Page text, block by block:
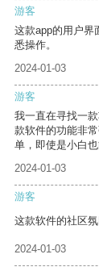
游客
这款app的用户界
悉操作。
2024-01-03
游客
我一直在寻找一
款软件的功能非
单，即使是小白也
2024-01-03
游客
这款软件的社区
2024-01-03